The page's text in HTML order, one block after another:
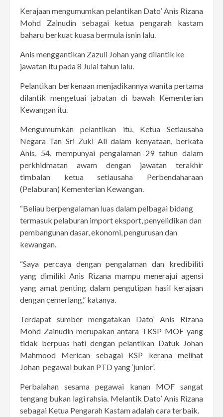
Kerajaan mengumumkan pelantikan Dato’ Anis Rizana
Mohd Zainudin sebagai ketua pengarah kastam
baharu berkuat kuasa bermula isnin lalu.
Anis menggantikan Zazuli Johan yang dilantik ke
jawatan itu pada 8 Julai tahun lalu.
Pelantikan berkenaan menjadikannya wanita pertama
dilantik mengetuai jabatan di bawah Kementerian
Kewangan itu.
Mengumumkan pelantikan itu, Ketua Setiausaha
Negara Tan Sri Zuki Ali dalam kenyataan, berkata
Anis, 54, mempunyai pengalaman 29 tahun dalam
perkhidmatan awam dengan jawatan terakhir
timbalan ketua setiausaha Perbendaharaan
(Pelaburan) Kementerian Kewangan.
“Beliau berpengalaman luas dalam pelbagai bidang
termasuk pelaburan import eksport, penyelidikan dan
pembangunan dasar, ekonomi, pengurusan dan
kewangan.
“Saya percaya dengan pengalaman dan kredibiliti
yang dimiliki Anis Rizana mampu menerajui agensi
yang amat penting dalam pengutipan hasil kerajaan
dengan cemerlang,” katanya.
Terdapat sumber mengatakan Dato’ Anis Rizana
Mohd Zainudin merupakan antara TKSP MOF yang
tidak berpuas hati dengan pelantikan Datuk Johan
Mahmood Merican sebagai KSP kerana melihat
Johan pegawai bukan PTD yang ‘junior’.
Perbalahan sesama pegawai kanan MOF sangat
tengang bukan lagi rahsia. Melantik Dato’ Anis Rizana
sebagai Ketua Pengarah Kastam adalah cara terbaik.